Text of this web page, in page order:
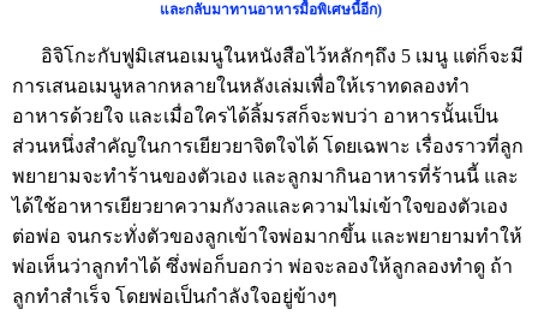
และกลับมาทานอาหารมื้อพิเศษนี้อีก)
อิจิโกะกับฟูมิเสนอเมนูในหนังสือไว้หลักๆถึง 5 เมนู แต่ก็จะมี
การเสนอเมนูหลากหลายในหลังเล่มเพื่อให้เราทดลองทำ
อาหารด้วยใจ และเมื่อใครได้ลิ้มรสก็จะพบว่า อาหารนั้นเป็น
ส่วนหนึ่งสำคัญในการเยียวยาจิตใจได้ โดยเฉพาะ เรื่องราวที่ลูก
พยายามจะทำร้านของตัวเอง และลูกมากินอาหารที่ร้านนี้ และ
ได้ใช้อาหารเยียวยาความกังวลและความไม่เข้าใจของตัวเอง
ต่อพ่อ จนกระทั่งตัวของลูกเข้าใจพ่อมากขึ้น และพยายามทำให้
พ่อเห็นว่าลูกทำได้ ซึ่งพ่อก็บอกว่า พ่อจะลองให้ลูกลองทำดู ถ้า
ลูกทำสำเร็จ โดยพ่อเป็นกำลังใจอยู่ข้างๆ